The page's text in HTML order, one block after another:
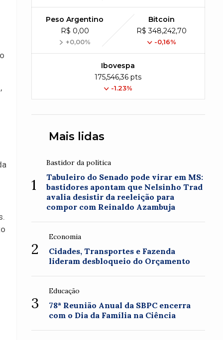
Peso Argentino
R$ 0,00
+0,00%
Bitcoin
R$ 348,242,70
-0,16%
Ibovespa
175,546,36 pts
-1.23%
Mais lidas
1
Bastidor da política
Tabuleiro do Senado pode virar em MS:
bastidores apontam que Nelsinho Trad
avalia desistir da reeleição para
compor com Reinaldo Azambuja
2
Economia
Cidades, Transportes e Fazenda
lideram desbloqueio do Orçamento
3
Educação
78ª Reunião Anual da SBPC encerra
com o Dia da Família na Ciência